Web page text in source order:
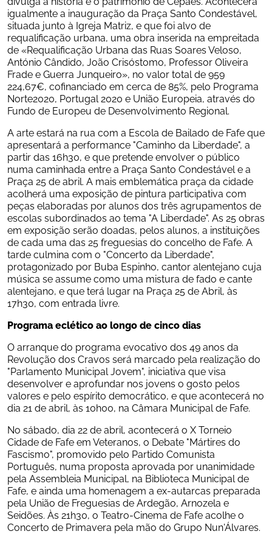
igualmente a inauguração da Praça Santo Condestável,
situada junto à Igreja Matriz, e que foi alvo de
requalificação urbana, uma obra inserida na empreitada
de «Requalificação Urbana das Ruas Soares Veloso,
António Cândido, João Crisóstomo, Professor Oliveira
Frade e Guerra Junqueiro», no valor total de 959
224,67€, cofinanciado em cerca de 85%, pelo Programa
Norte2020, Portugal 2020 e União Europeia, através do
Fundo de Europeu de Desenvolvimento Regional.
A arte estará na rua com a Escola de Bailado de Fafe que
apresentará a performance "Caminho da Liberdade", a
partir das 16h30, e que pretende envolver o público
numa caminhada entre a Praça Santo Condestável e a
Praça 25 de abril. A mais emblemática praça da cidade
acolherá uma exposição de pintura participativa com
peças elaboradas por alunos dos três agrupamentos de
escolas subordinados ao tema "A Liberdade". As 25 obras
em exposição serão doadas, pelos alunos, a instituições
de cada uma das 25 freguesias do concelho de Fafe. A
tarde culmina com o "Concerto da Liberdade",
protagonizado por Buba Espinho, cantor alentejano cuja
música se assume como uma mistura de fado e cante
alentejano, e que terá lugar na Praça 25 de Abril, às
17h30, com entrada livre.
Programa eclético ao longo de cinco dias
O arranque do programa evocativo dos 49 anos da
Revolução dos Cravos será marcado pela realização do
"Parlamento Municipal Jovem", iniciativa que visa
desenvolver e aprofundar nos jovens o gosto pelos
valores e pelo espírito democrático, e que acontecerá no
dia 21 de abril, às 10h00, na Câmara Municipal de Fafe.
No sábado, dia 22 de abril, acontecerá o X Torneio
Cidade de Fafe em Veteranos, o Debate "Mártires do
Fascismo", promovido pelo Partido Comunista
Português, numa proposta aprovada por unanimidade
pela Assembleia Municipal, na Biblioteca Municipal de
Fafe, e ainda uma homenagem a ex-autarcas preparada
pela União de Freguesias de Ardegão, Arnozela e
Seidões. Às 21h30, o Teatro-Cinema de Fafe acolhe o
Concerto de Primavera pela mão do Grupo Nun'Álvares.